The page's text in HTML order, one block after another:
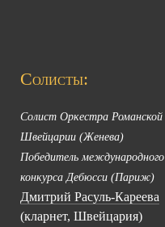
Солисты:
Солист Оркестра Романской
Швейцарии (Женева)
Победитель международного
конкурса Дебюсси (Париж)
Дмитрий Расуль-Кареева
(кларнет, Швейцария)